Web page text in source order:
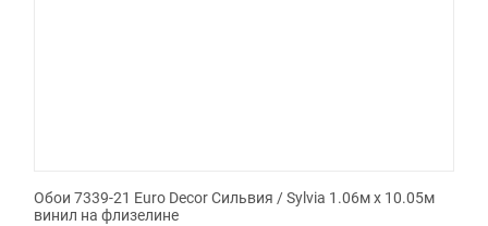
Обои 7339-21 Euro Decor Сильвия / Sylvia 1.06м x 10.05м
винил на флизелине